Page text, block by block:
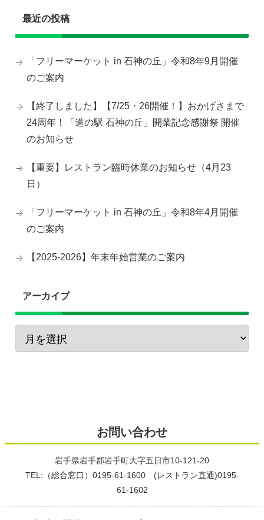
最近の投稿
「フリーマーケット in 石神の丘」令和8年9月開催
のご案内
【終了しました】【7/25・26開催！】おかげさまで
24周年！「道の駅 石神の丘」開業記念感謝祭 開催
のお知らせ
【重要】レストラン臨時休業のお知らせ（4月23
日）
「フリーマーケット in 石神の丘」令和8年4月開催
のご案内
【2025-2026】年末年始営業のご案内
アーカイブ
お問い合わせ
岩手県岩手郡岩手町大字五日市10-121-20
TEL:（総合窓口）0195-61-1600 (レストラン直通)0195-
61-1602